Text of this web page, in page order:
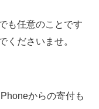
も任意のことです
くださいませ。
からの寄付も